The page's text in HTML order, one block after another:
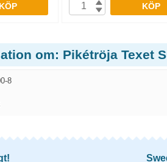
KÖP KÖP
om: Pikétröja Texet
8